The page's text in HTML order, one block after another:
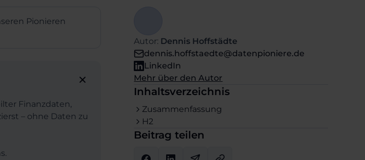
Pionieren
Finanzdaten,
– ohne Daten zu
Autor: Dennis Hoffstädte
dennis.hoffstaedte@datenpioniere.de
LinkedIn
Mehr über den Autor
Inhaltsverzeichnis
Zusammenfassung
H2
Beitrag teilen